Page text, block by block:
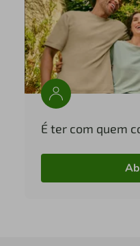
É ter com quem